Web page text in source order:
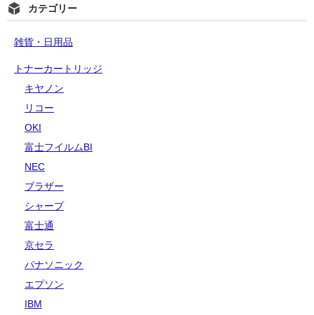
カテゴリー
雑貨・日用品
トナーカートリッジ
キヤノン
リコー
OKI
富士フイルムBI
NEC
ブラザー
シャープ
富士通
京セラ
パナソニック
エプソン
IBM